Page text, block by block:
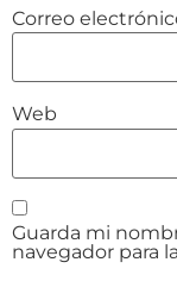
Correo
Web
Guarda mi
navegador para